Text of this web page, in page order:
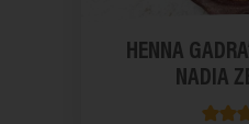
HENNA
NADIA